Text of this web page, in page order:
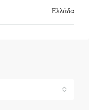
Ελλάδα